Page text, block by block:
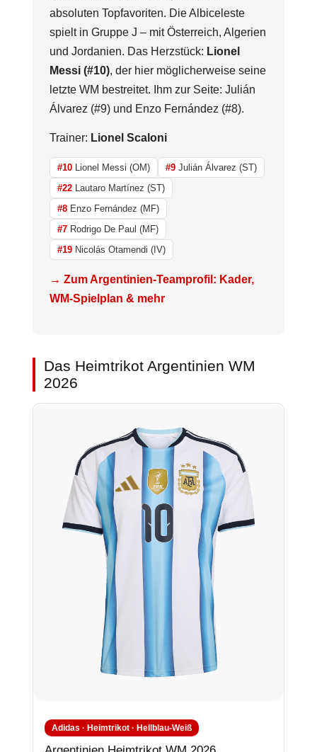
absoluten Topfavoriten. Die Albiceleste
spielt in Gruppe J – mit Österreich, Algerien
und Jordanien. Das Herzstück: Lionel
Messi (#10), der hier möglicherweise seine
letzte WM bestreitet. Ihm zur Seite: Julián
Álvarez (#9) und Enzo Fernández (#8).
Trainer: Lionel Scaloni
#10 Lionel Messi (OM) #9 Julián Álvarez (ST)
#22 Lautaro Martínez (ST)
#8 Enzo Fernández (MF)
#7 Rodrigo De Paul (MF)
#19 Nicolás Otamendi (IV)
→ Zum Argentinien-Teamprofil: Kader,
WM-Spielplan & mehr
Das Heimtrikot Argentinien WM
2026
Adidas · Heimtrikot · Hellblau-Weiß